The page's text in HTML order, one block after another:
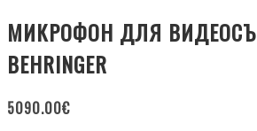
МИКРОФОН ДЛЯ
BEHRINGER
5090.00€